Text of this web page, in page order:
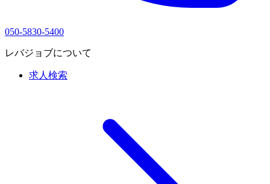
050-5830-5400
レバジョブについて
求人検索